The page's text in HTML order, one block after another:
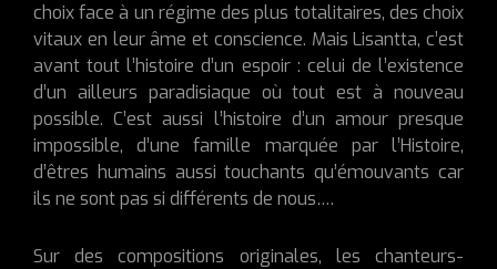
choix face à un régime des plus totalitaires, des choix
vitaux en leur âme et conscience. Mais Lisantta, c’est
avant tout l’histoire d’un espoir : celui de l’existence
d’un ailleurs paradisiaque où tout est à nouveau
possible. C’est aussi l’histoire d’un amour presque
impossible, d’une famille marquée par l’Histoire,
d’êtres humains aussi touchants qu’émouvants car
ils ne sont pas si différents de nous….
Sur des compositions originales, les chanteurs-